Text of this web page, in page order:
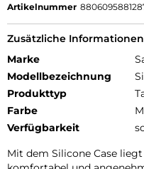
Artikelnummer
Zusätzliche Informationen
Marke
Modellbezeichnung
Produkttyp
Farbe
Verfügbarkeit
Mit dem Silicone Case liegt